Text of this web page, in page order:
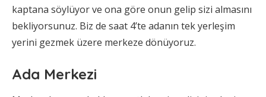
kaptana söylüyor ve ona göre onun gelip sizi almasını
bekliyorsunuz. Biz de saat 4’te adanın tek yerleşim
yerini gezmek üzere merkeze dönüyoruz.
Ada Merkezi